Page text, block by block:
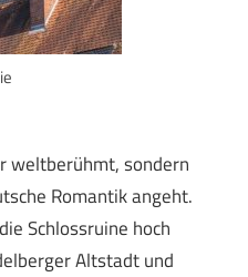
weltberühmt, sondern
Romantik angeht.
Schlossruine hoch
Altstadt und